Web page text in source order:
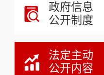
政府信息
公开制度
法定主动
公开内容